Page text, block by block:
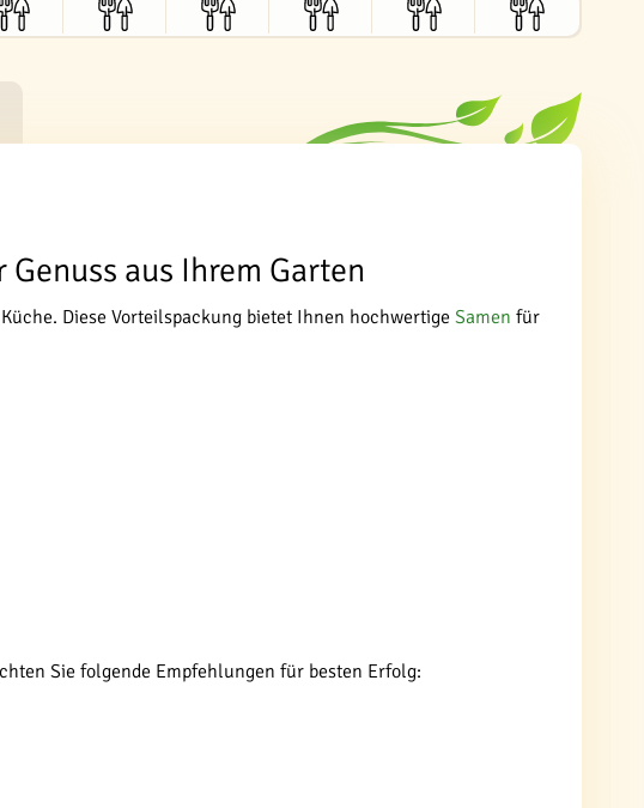
aus Ihrem Garten
Diese Vorteilspackung bietet Ihnen hochwertige Samen für
Sie folgende Empfehlungen für besten Erfolg: